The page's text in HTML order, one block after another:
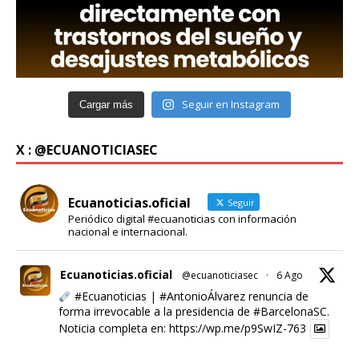
Cargar más Seguir en Instagram
X : @ECUANOTICIASEC
Ecuanoticias.oficial Seguir
Periódico digital #ecuanoticias con información
nacional e internacional.
Ecuanoticias.oficial @ecuanoticiasec · 6 Ago
#Ecuanoticias | #AntonioÁlvarezrenuncia de
forma irrevocable a la presidencia de #BarcelonaSC.
Noticia completa en: https://wp.me/p9SwIZ-763